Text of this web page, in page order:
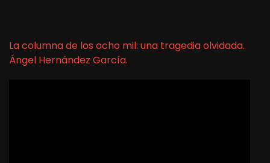
La columna de los ocho mil: una tragedia olvidada.
Ángel Hernández García.